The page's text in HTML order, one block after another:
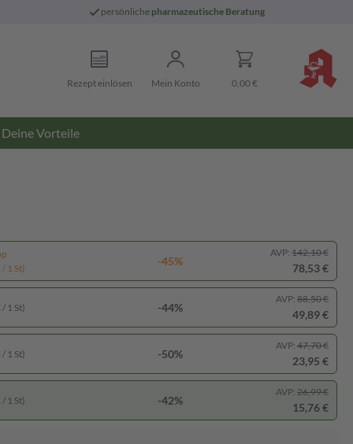
persönliche pharmazeutische Beratung
Rezept einlösen Mein Konto 0,00 €
Deine Vorteile
1 St)
-45%
AVP: 142,10 €
78,53 €
1 St) -44%
AVP: 88,50 €
49,89 €
1 St) -50%
AVP: 47,70 €
23,95 €
1 St) -42%
AVP: 26,99 €
15,76 €